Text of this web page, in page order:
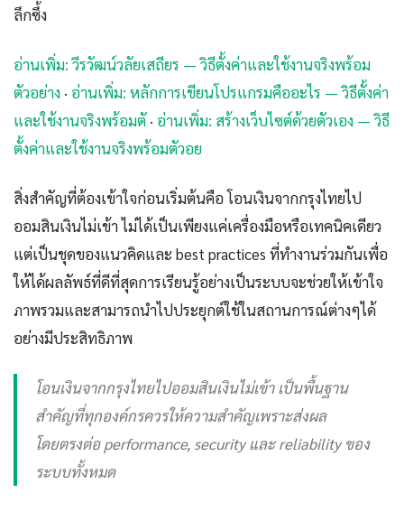
ลึกซึ้ง
อ่านเพิ่ม: วีรวัฒน์วลัยเสถียร — วิธีตั้งค่าและใช้งานจริงพร้อม
ตัวอย่าง · อ่านเพิ่ม: หลักการเขียนโปรแกรมคืออะไร — วิธีตั้งค่า
และใช้งานจริงพร้อมตั· อ่านเพิ่ม: สร้างเว็บไซต์ด้วยตัวเอง — วิธี
ตั้งค่าและใช้งานจริงพร้อมตัวอย
สิ่งสำคัญที่ต้องเข้าใจก่อนเริ่มต้นคือ โอนเงินจากกรุงไทยไป
ออมสินเงินไม่เข้า ไม่ได้เป็นเพียงแค่เครื่องมือหรือเทคนิคเดียว
แต่เป็นชุดของแนวคิดและ best practices ที่ทำงานร่วมกันเพื่อ
ให้ได้ผลลัพธ์ที่ดีที่สุดการเรียนรู้อย่างเป็นระบบจะช่วยให้เข้าใจ
ภาพรวมและสามารถนำไปประยุกต์ใช้ในสถานการณ์ต่างๆได้
อย่างมีประสิทธิภาพ
โอนเงินจากกรุงไทยไปออมสินเงินไม่เข้า เป็นพื้นฐาน
สำคัญที่ทุกองค์กรควรให้ความสำคัญเพราะส่งผล
โดยตรงต่อ performance, security และ reliability ของ
ระบบทั้งหมด